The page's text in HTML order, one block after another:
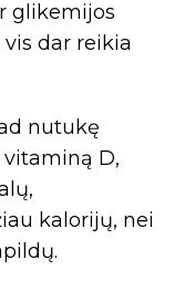
glikemijos
dar reikia
nutukę
D,
kalorijų, nei